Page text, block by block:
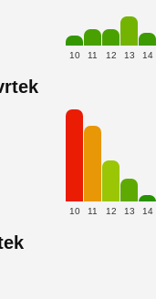
10 11 12 13 14
10 11 12 13 14